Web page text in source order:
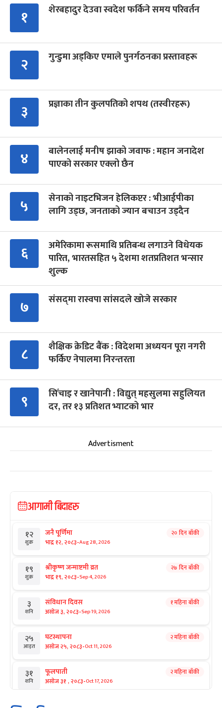
१ शेरबहादुर देउवा स्वदेश फर्किने समय परिवर्तन
२ गुन्डुमा अड्किए एमाले पुनर्गठनका प्रस्तावहरू
३ प्रज्ञाका तीन कुलपतिको शपथ (तस्वीरहरू)
४
बालेनलाई मनीष झाको जवाफ : महान जनादेश
पाएको सरकार एक्लो छैन
५
सेनाको नाइटभिजन हेलिकप्टर : भीआईपीका
लागि उड्छ, जनताको ज्यान बचाउन उड्दैन
६
अमेरिकामा रूसमाथि प्रतिबन्ध लगाउने विधेयक
पारित, भारतसहित ५ देशमा शतप्रतिशत भन्सार
शुल्क
७ संसद्‍मा रास्वपा सांसदले खोजे सरकार
८
शैक्षिक क्रेडिट बैंक : विदेशमा अध्ययन पूरा नगरी
फर्किए नेपालमा निरन्तरता
९
सिँचाइ र खानेपानी : विद्युत् महसुलमा सहुलियत
दर, तर १३ प्रतिशत भ्याटको भार
Advertisment
आगामी बिदाहरु
१२
शुक्र
जनै पूर्णिमा
भाद्र १२, २०८३-Aug 28, 2026
२० दिन बाँकी
१९
शुक्र
श्रीकृष्ण जन्माष्टमी व्रत
भाद्र १९, २०८३-Sep 4, 2026
२७ दिन बाँकी
३
शनि
संविधान दिवस
असोज ३, २०८३-Sep 19, 2026
१ महिना बाँकी
२५
आइत
घटस्थापना
असोज २५, २०८३-Oct 11, 2026
२ महिना बाँकी
३१
शनि
फूलपाती
असोज ३१ , २०८३-Oct 17, 2026
२ महिना बाँकी